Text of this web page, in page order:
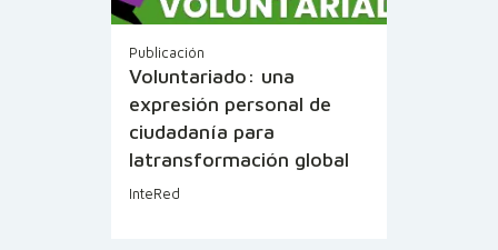
Publicación
Voluntariado: una
expresión personal de
ciudadanía para
latransformación global
InteRed